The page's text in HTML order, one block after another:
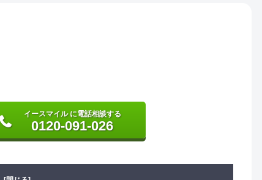
イースマイル に電話相談する
0120-091-026